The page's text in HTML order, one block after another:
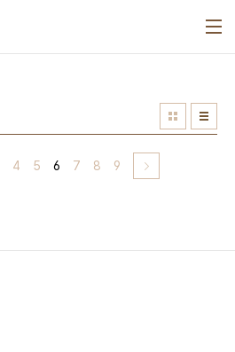
4 5 6 7 8 9